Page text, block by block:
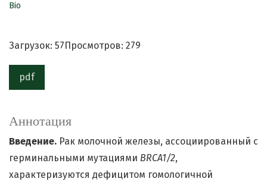
Bio
Загрузок: 57 Просмотров: 279
pdf
Аннотация
Введение. Рак молочной железы, ассоциированный с
герминальными мутациями BRCA1/2,
характеризуются дефицитом гомологичной